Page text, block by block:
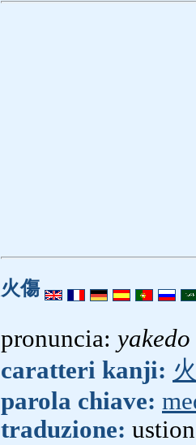
火傷
pronuncia: yakedo
caratteri kanji:
parola chiave:
traduzione: